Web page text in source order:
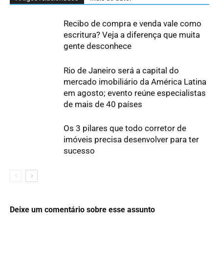
Recibo de compra e venda vale como
escritura? Veja a diferença que muita
gente desconhece
Rio de Janeiro será a capital do
mercado imobiliário da América Latina
em agosto; evento reúne especialistas
de mais de 40 países
Os 3 pilares que todo corretor de
imóveis precisa desenvolver para ter
sucesso
Deixe um comentário sobre esse assunto